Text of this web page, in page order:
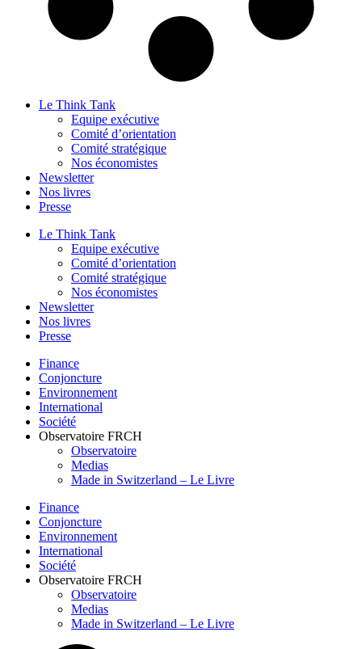
Le Think Tank
Equipe exécutive
Comité d’orientation
Comité stratégique
Nos économistes
Newsletter
Nos livres
Presse
Le Think Tank
Equipe exécutive
Comité d’orientation
Comité stratégique
Nos économistes
Newsletter
Nos livres
Presse
Finance
Conjoncture
Environnement
International
Société
Observatoire FRCH
Observatoire
Medias
Made in Switzerland – Le Livre
Finance
Conjoncture
Environnement
International
Société
Observatoire FRCH
Observatoire
Medias
Made in Switzerland – Le Livre